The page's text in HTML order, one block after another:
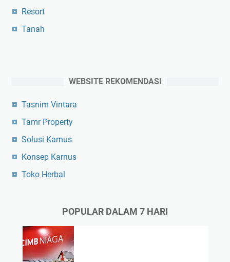
Resort
Tanah
WEBSITE REKOMENDASI
Tasnim Vintara
Tamr Property
Solusi Karnus
Konsep Karnus
Toko Herbal
POPULAR DALAM 7 HARI